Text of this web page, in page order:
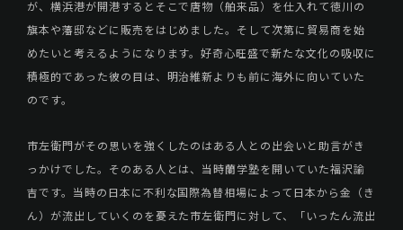
が、横浜港が開港するとそこで唐物（舶来品）を仕入れて徳川の
旗本や藩邸などに販売をはじめました。そして次第に貿易商を始
めたいと考えるようになります。好奇心旺盛で新たな文化の吸収に
積極的であった彼の目は、明治維新よりも前に海外に向いていた
のです。
市左衛門がその思いを強くしたのはある人との出会いと助言がき
っかけでした。そのある人とは、当時蘭学塾を開いていた福沢諭
吉です。当時の日本に不利な国際為替相場によって日本から金（き
ん）が流出していくのを憂えた市左衛門に対して、「いったん流出